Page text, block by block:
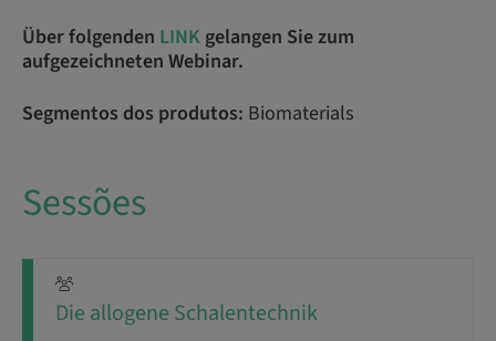
Über folgenden LINKgelangen Sie zum
aufgezeichneten Webinar.
Segmentos dos produtos: Biomaterials
Sessões
Die allogene Schalentechnik